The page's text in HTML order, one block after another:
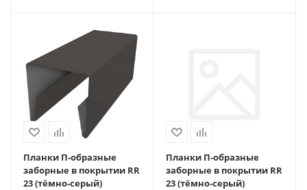
Планки П-образные
заборные в покрытии RR
23 (тёмно-серый)
Планки П-образные
заборные в покрытии RR
23 (тёмно-серый)